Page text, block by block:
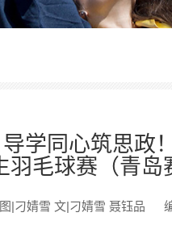
学同心筑思政
毛球赛（青岛
|刁婧雪 文|刁婧雪 聂钰品